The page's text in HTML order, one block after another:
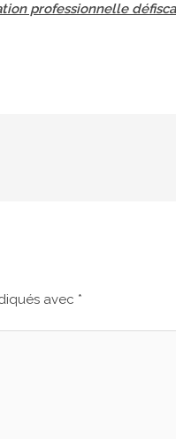
professionnelle
avec *